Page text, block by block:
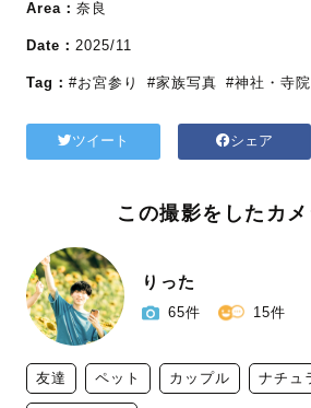
Area： 奈良
Date： 2025/11
Tag： #お宮参り #家族写真 #神社・寺院
ツイート シェア
この撮影をしたカ
りった
65件 15件
友達 ペット カップル ナチュ